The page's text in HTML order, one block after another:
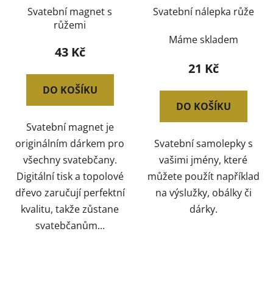
Svatební magnet s
růžemi
43 Kč
DO KOŠÍKU
Svatební magnet je
originálním dárkem pro
všechny svatebčany.
Digitální tisk a topolové
dřevo zaručují perfektní
kvalitu, takže zůstane
svatebčanům...
Svatební nálepka růže
Máme skladem
21 Kč
DO KOŠÍKU
Svatební samolepky s
vašimi jmény, které
můžete použít například
na výslužky, obálky či
dárky.